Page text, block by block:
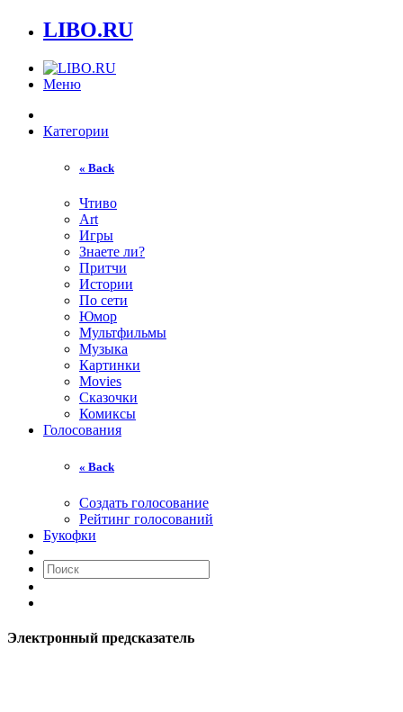
LIBO.RU
Меню
Категории
« Back
Чтиво
Art
Игры
Знаете ли?
Притчи
Истории
По сети
Юмор
Мультфильмы
Музыка
Картинки
Movies
Сказочки
Комиксы
Голосования
« Back
Создать голосование
Рейтинг голосований
Букофки
Электронный предсказатель